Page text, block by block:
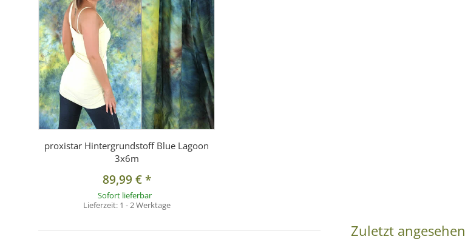
proxistar Hintergrundstoff Blue Lagoon
3x6m
89,99 €*
Sofort lieferbar
Lieferzeit: 1 - 2 Werktage
Zuletzt angesehen